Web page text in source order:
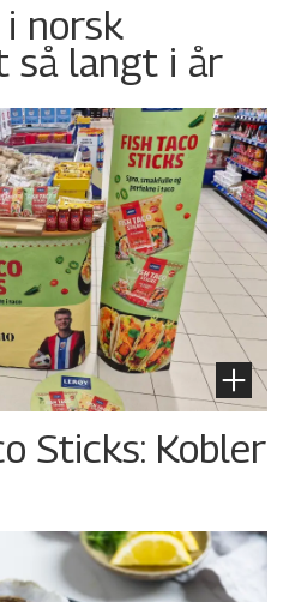
i norsk
så langt i år
Sticks: Kobler